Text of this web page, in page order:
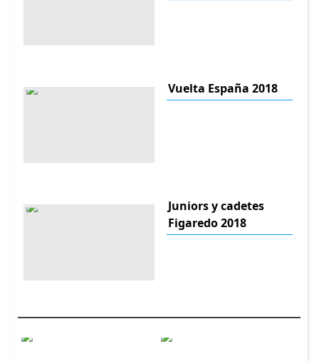
Vuelta España 2018
Juniors y cadetes
Figaredo 2018